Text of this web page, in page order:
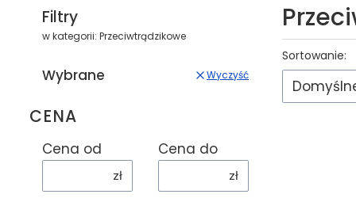
Filtry
w kategorii: Przeciwtrądzikowe
Wybrane Wyczyść
CENA
Cena od
zł
Cena do
zł
Lista
Sortowanie: